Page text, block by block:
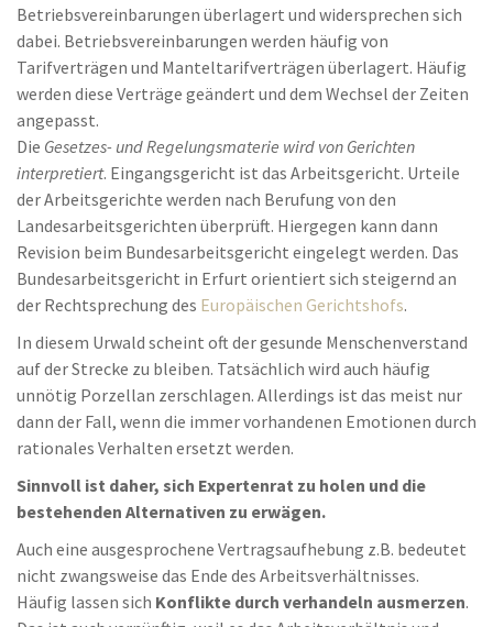
Betriebsvereinbarungen überlagert und widersprechen sich
dabei. Betriebsvereinbarungen werden häufig von
Tarifverträgen und Manteltarifverträgen überlagert. Häufig
werden diese Verträge geändert und dem Wechsel der Zeiten
angepasst.
Die Gesetzes- und Regelungsmaterie wird von Gerichten
interpretiert. Eingangsgericht ist das Arbeitsgericht. Urteile
der Arbeitsgerichte werden nach Berufung von den
Landesarbeitsgerichten überprüft. Hiergegen kann dann
Revision beim Bundesarbeitsgericht eingelegt werden. Das
Bundesarbeitsgericht in Erfurt orientiert sich steigernd an
der Rechtsprechung des Europäischen Gerichtshofs.
In diesem Urwald scheint oft der gesunde Menschenverstand
auf der Strecke zu bleiben. Tatsächlich wird auch häufig
unnötig Porzellan zerschlagen. Allerdings ist das meist nur
dann der Fall, wenn die immer vorhandenen Emotionen durch
rationales Verhalten ersetzt werden.
Sinnvoll ist daher, sich Expertenrat zu holen und die
bestehenden Alternativen zu erwägen.
Auch eine ausgesprochene Vertragsaufhebung z.B. bedeutet
nicht zwangsweise das Ende des Arbeitsverhältnisses.
Häufig lassen sich Konflikte durch verhandeln ausmerzen.